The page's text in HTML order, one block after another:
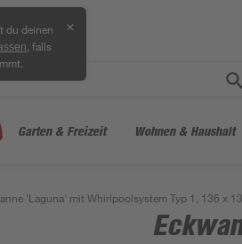
du deinen
, falls
✕
Garten & Freizeit Wohnen & Haushalt
'Laguna' mit Whirlpoolsystem Typ 1, 136 x